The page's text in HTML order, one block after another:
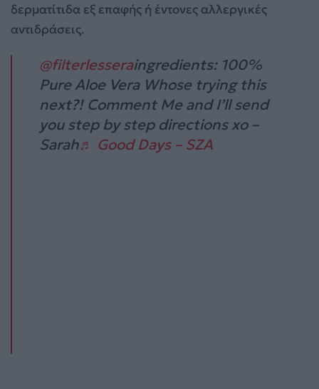
δερματίτιδα εξ επαφής ή έντονες αλλεργικές
αντιδράσεις.
@filterlesseraingredients: 100%
Pure Aloe Vera Whose trying this
next?! Comment Me and I’ll send
you step by step directions xo –
Sarah♬ Good Days – SZA